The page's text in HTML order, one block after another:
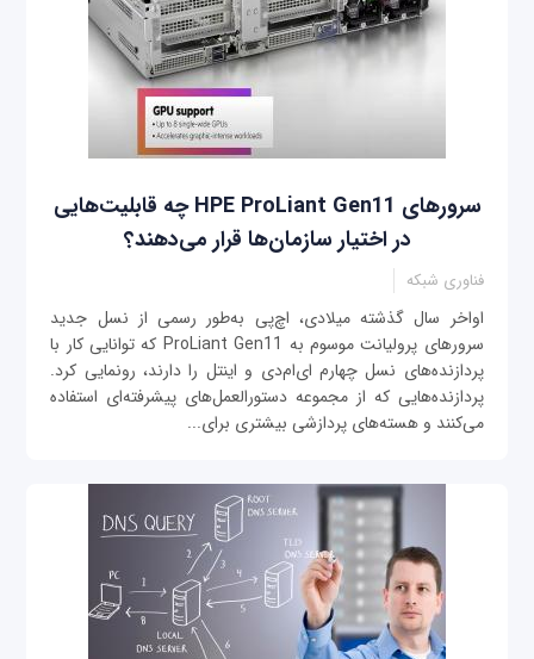
سرورهای HPE ProLiant Gen11 چه قابلیت‌هایی
در اختیار سازمان‌ها قرار می‌دهند؟
فناوری شبکه
اواخر سال گذشته میلادی، اچ‌پی به‌طور رسمی از نسل جدید
سرورهای پرولیانت موسوم به ProLiant Gen11 که توانایی کار با
پردازنده‌های نسل چهارم ای‌ام‌دی و اینتل را دارند، رونمایی کرد.
پردازنده‌هایی که از مجموعه دستورالعمل‌های پیشرفته‌ای استفاده
می‌کنند و هسته‌های پردازشی بیشتری برای...